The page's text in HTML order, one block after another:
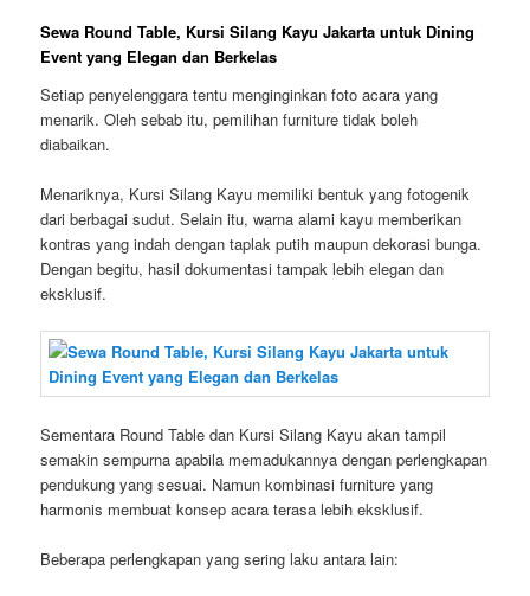
Sewa Round Table, Kursi Silang Kayu Jakarta untuk Dining
Event yang Elegan dan Berkelas
Setiap penyelenggara tentu menginginkan foto acara yang
menarik. Oleh sebab itu, pemilihan furniture tidak boleh
diabaikan.
Menariknya, Kursi Silang Kayu memiliki bentuk yang fotogenik
dari berbagai sudut. Selain itu, warna alami kayu memberikan
kontras yang indah dengan taplak putih maupun dekorasi bunga.
Dengan begitu, hasil dokumentasi tampak lebih elegan dan
eksklusif.
Sementara Round Table dan Kursi Silang Kayu akan tampil
semakin sempurna apabila memadukannya dengan perlengkapan
pendukung yang sesuai. Namun kombinasi furniture yang
harmonis membuat konsep acara terasa lebih eksklusif.
Beberapa perlengkapan yang sering laku antara lain: